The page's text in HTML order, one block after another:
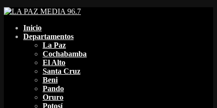
Inicio
Departamentos
La Paz
Cochabamba
El Alto
Santa Cruz
Beni
Pando
Oruro
Potosí